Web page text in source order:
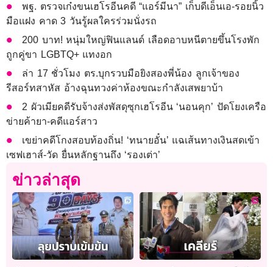
พฐ. ตรวจเก๋งขนเฮโรอีนคดี “แอร์มีนา” เก็บดีเอ็นเอ-รอยนิ้ว
มือแฝง คาด 3 วันรู้ผลใครร่วมนั่งรถ
200 บาท! หนุ่มใหญ่ฟินแลนด์ เลือดอาบหนีตายขึ้นโรงพัก
ถูกคู่ขา LGBTQ+ แทงอก
ล่า 17 ชั่วโมง ตร.บุกรวบมือยิงสองพี่น้อง ลูกเจ้าของ
รีสอร์ทสาหัส อ้างฉุนทวงค่าห้องขณะกำลังเสพยาบ้า
2 ผัวเมียคดีรับจ้างส่งพัสดุซุกเฮโรอีน ‘นอนคุก’ ปัดโยงเครือ
ข่ายค้ายา-คดีแอร์สาว
เขย่าคดีโกงสอบท้องถิ่น! ‘ทนายอั๋น’ แฉเส้นทางเงินสดเข้า
เซฟเฮาส์-วัด ยื่นหลักฐานถึง ‘รองเต่า’
ข่าวล่าสุด